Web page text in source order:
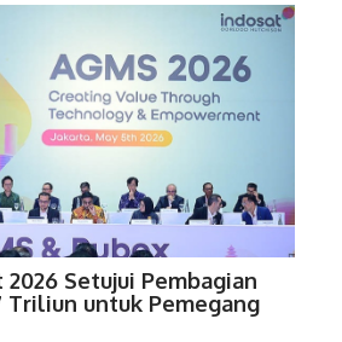
2026 Setujui Pembagian
Triliun untuk Pemegang